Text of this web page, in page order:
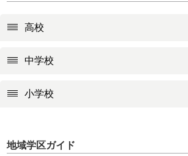
高校
中学校
小学校
地域学区ガイド